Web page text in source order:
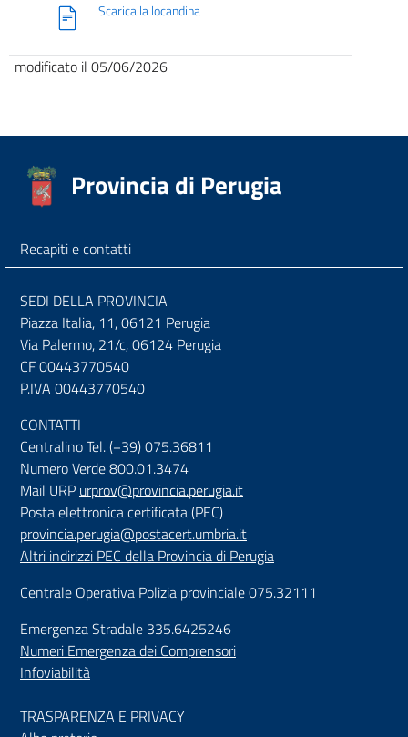
Scarica la locandina
modificato il 05/06/2026
Provincia di Perugia
Recapiti e contatti
SEDI DELLA PROVINCIA
Piazza Italia, 11, 06121 Perugia
Via Palermo, 21/c, 06124 Perugia
CF 00443770540
P.IVA 00443770540
CONTATTI
Centralino Tel. (+39) 075.36811
Numero Verde 800.01.3474
Mail URP urprov@provincia.perugia.it
Posta elettronica certificata (PEC)
provincia.perugia@postacert.umbria.it
Altri indirizzi PEC della Provincia di Perugia
Centrale Operativa Polizia provinciale 075.32111
Emergenza Stradale 335.6425246
Numeri Emergenza dei Comprensori
Infoviabilità
TRASPARENZA E PRIVACY